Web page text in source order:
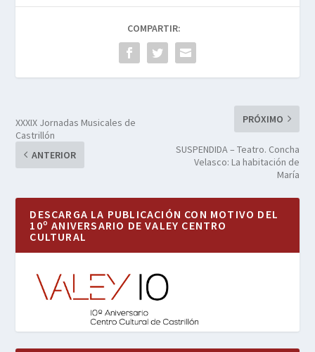
COMPARTIR:
XXXIX Jornadas Musicales de
Castrillón
ANTERIOR
PRÓXIMO
SUSPENDIDA – Teatro. Concha
Velasco: La habitación de
María
DESCARGA LA PUBLICACIÓN CON MOTIVO DEL
10º ANIVERSARIO DE VALEY CENTRO
CULTURAL